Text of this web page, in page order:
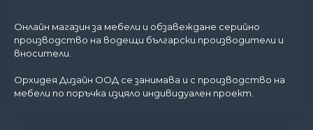
Онлайн магазин за мебели и обзавеждане серийно
производство на водещи български производители и
вносители.
Орхидея Дизайн ООД се занимава и с производство на
мебели по поръчка изцяло индивидуален проект.